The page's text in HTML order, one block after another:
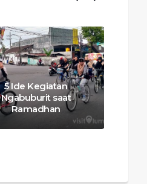
5 Ide Kegiatan
Ngabuburit saat
Ramadhan